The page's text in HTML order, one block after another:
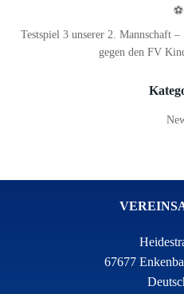
⚽
Testspiel 3 unserer 2. Mannschaft
gegen den FV
67677